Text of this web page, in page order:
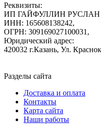
Реквизиты:
ИП ГАЙФУЛЛИН
ИНН: 165608138242,
ОГРН: 309169027100031,
Юридический адрес:
420032 г.Казань, Ул.
Разделы сайта
Доставка и оплата
Контакты
Карта сайта
Наши работы